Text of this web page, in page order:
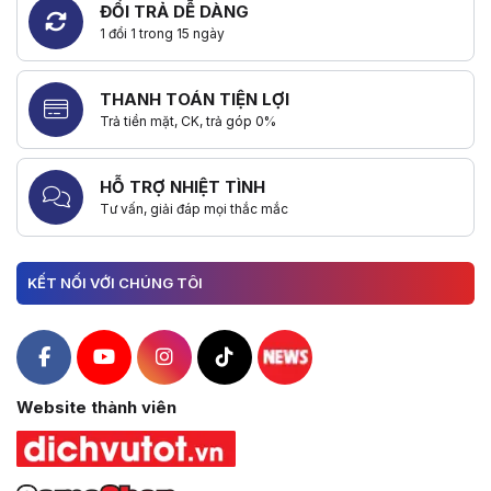
ĐỔI TRẢ DỄ DÀNG
1 đổi 1 trong 15 ngày
THANH TOÁN TIỆN LỢI
Trả tiền mặt, CK, trả góp 0%
HỖ TRỢ NHIỆT TÌNH
Tư vấn, giải đáp mọi thắc mắc
KẾT NỐI VỚI CHÚNG TÔI
Hacom Facebook
Hacom YouTube
Hacom Instagram
Hacom TikTok
Website thành viên